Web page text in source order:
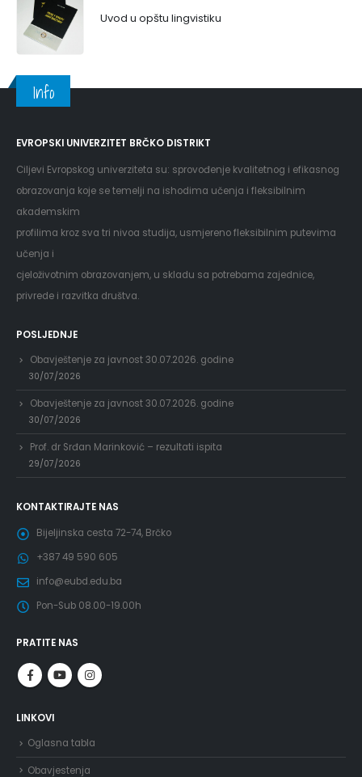
Uvod u opštu lingvistiku
Info
EVROPSKI UNIVERZITET BRČKO DISTRIKT
Ciljevi Evropskog univerziteta su: sprovođenje kvalitetnog i efikasnog
obrazovanja koje se temelji na ishodima učenja i fleksibilnim
akademskim
profilima kroz sva tri nivoa studija, usmjereno fleksibilnim putevima
učenja i
cjeloživotnim obrazovanjem, u skladu sa potrebama zajednice,
privrede i razvitka društva.
POSLJEDNJE
Obavještenje za javnost 30.07.2026. godine
30/07/2026
Obavještenje za javnost 30.07.2026. godine
30/07/2026
Prof. dr Srđan Marinković – rezultati ispita
29/07/2026
KONTAKTIRAJTE NAS
Bijeljinska cesta 72-74, Brčko
+387 49 590 605
info@eubd.edu.ba
Pon-Sub 08.00-19.00h
PRATITE NAS
LINKOVI
Oglasna tabla
Obavjestenja